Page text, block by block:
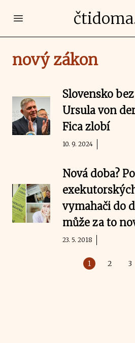
Open main menu
nový zákon
Slovensko
Ursula von
Fica zlobí
10. 9. 2024
Nová doba?
vymahači do
může za to
23. 5. 2018
1 2 3